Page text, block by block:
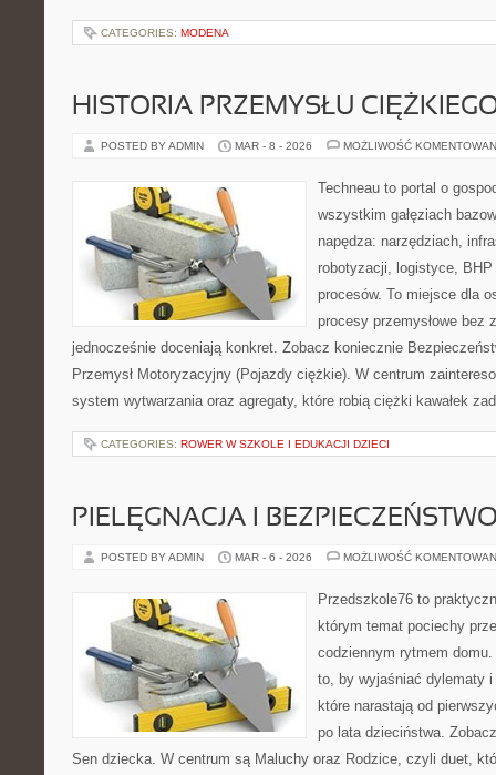
CATEGORIES: MODENA
HISTORIA PRZEMYSŁU
POSTED BY ADMIN MAR - 8 - 2026 MOŻLIWOŚĆ
Techneau to portal o
wszystkim gałęziach
napędza: narzędziach,
robotyzacji, logistyce,
procesów. To miejsce dla
procesy przemysłowe bez
jednocześnie doceniają konkret. Zobacz koniecznie
Przemysł Motoryzacyjny (Pojazdy ciężkie). W centrum
system wytwarzania oraz agregaty, które robią ciężki kawałek
CATEGORIES: ROWER W SZKOLE I EDUKACJI DZIECI
PIELĘGNACJA I
POSTED BY ADMIN MAR - 6 - 2026 MOŻLIWOŚĆ
Przedszkole76 to
którym temat pociechy
codziennym rytmem
to, by wyjaśniać dylematy
które narastają od
po lata dzieciństwa.
Sen dziecka. W centrum są Maluchy oraz Rodzice, czyli duet,